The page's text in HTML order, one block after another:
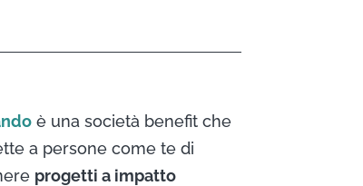
è una società benefit che
a persone come te di
progetti a impatto